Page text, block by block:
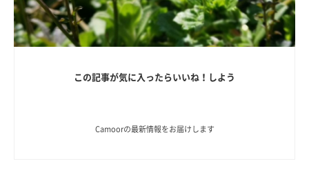
この記事が気に入ったらいいね！しよう
Camoorの最新情報をお届けします